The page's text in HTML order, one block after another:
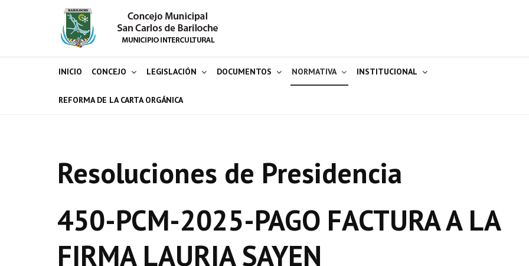
INICIO CONCEJO LEGISLACIÓN DOCUMENTOS NORMATIVA INSTITUCIONAL
REFORMA DE LA CARTA ORGÁNICA
Resoluciones de Presidencia
450-PCM-2025-PAGO FACTURA A LA
FIRMA LAURIA SAYEN